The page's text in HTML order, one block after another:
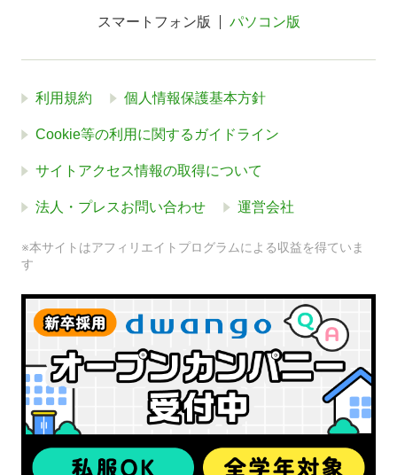
スマートフォン版 パソコン版
利用規約 個人情報保護基本方針
Cookie等の利用に関するガイドライン
サイトアクセス情報の取得について
法人・プレスお問い合わせ 運営会社
※本サイトはアフィリエイトプログラムによる収益を得ていま
す